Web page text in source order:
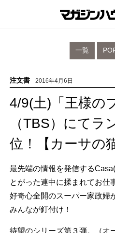
一覧
注文書 - 2016年4月6日
4/9(土)「王様の
（TBS）にてラ
位！【カーサの
最先端の情報を発信する
とがった連中に揉まれてお仕
好奇心全開のスーパー家政婦
みんなが釘付け！
待望のシリーズ第３弾。（オ